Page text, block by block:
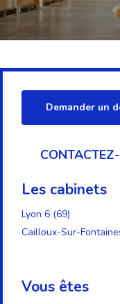
Demander un
Les cabinets
Lyon 6 (69)
Cailloux-Sur-
Vous êtes